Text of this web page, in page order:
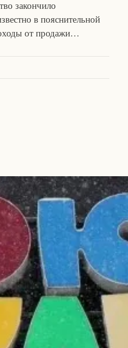
закончило
в пояснительной
от продажи…